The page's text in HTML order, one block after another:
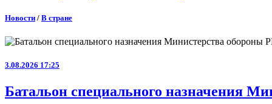
Новости / В стране
3.08.2026 17:25
Батальон специального назначения